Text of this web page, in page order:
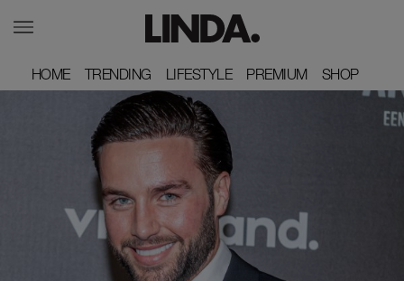
HOME
HOME TRENDING
TRENDING LIFESTYLE
LIFESTYLE PREMIUM
PREMIUM SHOP
SHOP